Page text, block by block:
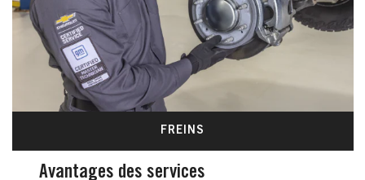
FREINS
Avantages des services